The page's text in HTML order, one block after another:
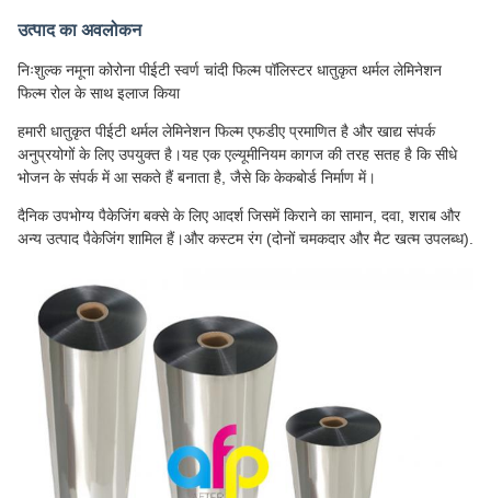
उत्पाद का अवलोकन
निःशुल्क नमूना कोरोना पीईटी स्वर्ण चांदी फिल्म पॉलिस्टर धातुकृत थर्मल लेमिनेशन
फिल्म रोल के साथ इलाज किया
हमारी धातुकृत पीईटी थर्मल लेमिनेशन फिल्म एफडीए प्रमाणित है और खाद्य संपर्क
अनुप्रयोगों के लिए उपयुक्त है।यह एक एल्यूमीनियम कागज की तरह सतह है कि सीधे
भोजन के संपर्क में आ सकते हैं बनाता है, जैसे कि केकबोर्ड निर्माण में।
दैनिक उपभोग्य पैकेजिंग बक्से के लिए आदर्श जिसमें किराने का सामान, दवा, शराब और
अन्य उत्पाद पैकेजिंग शामिल हैं।और कस्टम रंग (दोनों चमकदार और मैट खत्म उपलब्ध).